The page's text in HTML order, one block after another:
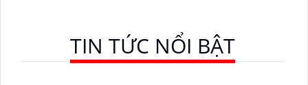
TIN TỨC NỔI BẬT